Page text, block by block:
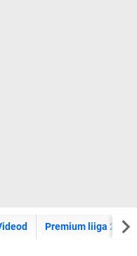
Premium liiga 2026